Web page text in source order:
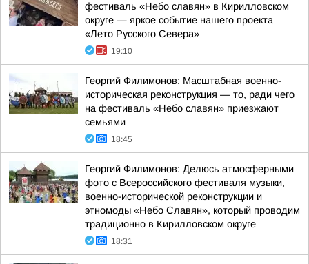
фестиваль «Небо славян» в Кирилловском
округе — яркое событие нашего проекта
«Лето Русского Севера»
19:10
Георгий Филимонов: Масштабная военно-
историческая реконструкция — то, ради чего
на фестиваль «Небо славян» приезжают
семьями
18:45
Георгий Филимонов: Делюсь атмосферными
фото с Всероссийского фестиваля музыки,
военно-исторической реконструкции и
этномоды «Небо Славян», который проводим
традиционно в Кирилловском округе
18:31